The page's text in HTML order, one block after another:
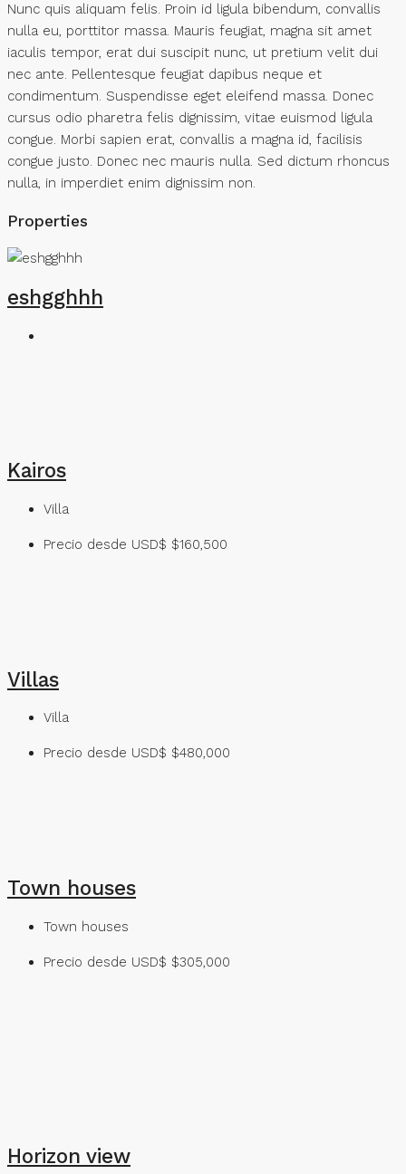
Nunc quis aliquam felis. Proin id ligula bibendum, convallis
nulla eu, porttitor massa. Mauris feugiat, magna sit amet
iaculis tempor, erat dui suscipit nunc, ut pretium velit dui
nec ante. Pellentesque feugiat dapibus neque et
condimentum. Suspendisse eget eleifend massa. Donec
cursus odio pharetra felis dignissim, vitae euismod ligula
congue. Morbi sapien erat, convallis a magna id, facilisis
congue justo. Donec nec mauris nulla. Sed dictum rhoncus
nulla, in imperdiet enim dignissim non.
Properties
eshgghhh
Kairos
Villa
Precio desde USD$ $160,500
Villas
Villa
Precio desde USD$ $480,000
Town houses
Town houses
Precio desde USD$ $305,000
Horizon view